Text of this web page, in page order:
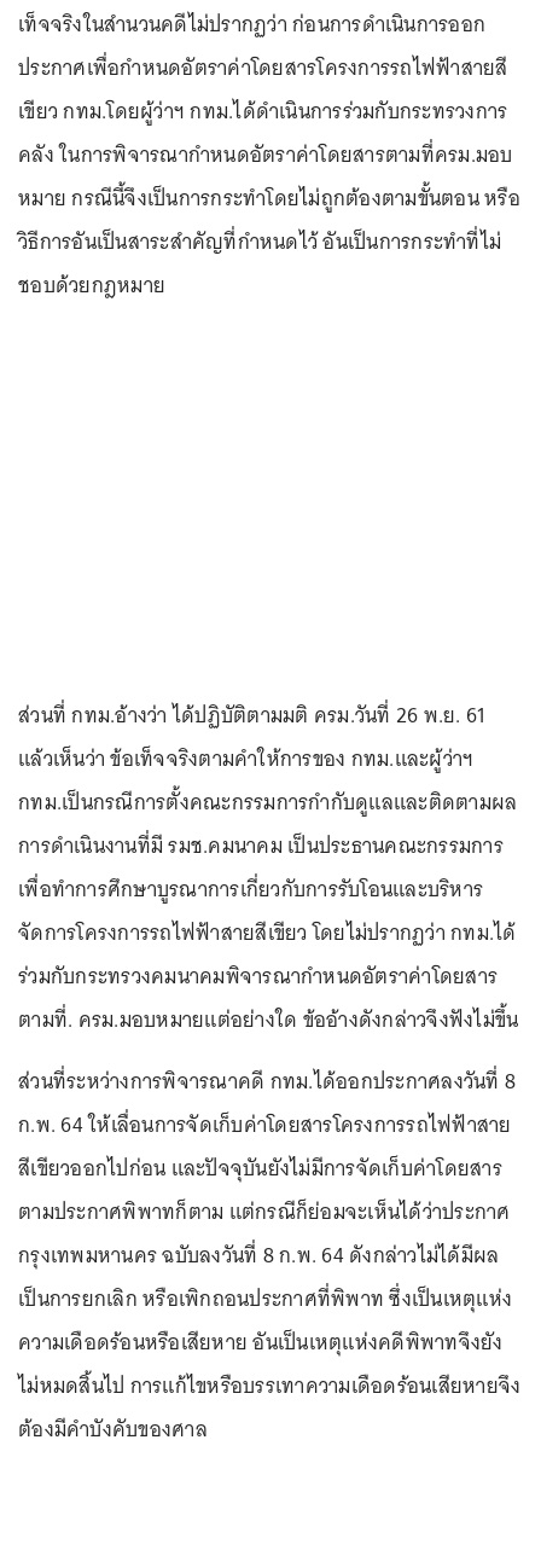
เท็จจริงในสำนวนคดีไม่ปรากฏว่า ก่อนการดำเนินการออก
ประกาศเพื่อกำหนดอัตราค่าโดยสารโครงการรถไฟฟ้าสายสี
เขียว กทม.โดยผู้ว่าฯ กทม.ได้ดำเนินการร่วมกับกระทรวงการ
คลัง ในการพิจารณากำหนดอัตราค่าโดยสารตามที่ครม.มอบ
หมาย กรณีนี้จึงเป็นการกระทำโดยไม่ถูกต้องตามขั้นตอน หรือ
วิธีการอันเป็นสาระสำคัญที่กำหนดไว้ อันเป็นการกระทำที่ไม่
ชอบด้วยกฎหมาย
ส่วนที่ กทม.อ้างว่า ได้ปฏิบัติตามมติ ครม.วันที่ 26 พ.ย. 61
แล้วเห็นว่า ข้อเท็จจริงตามคำให้การของ กทม.และผู้ว่าฯ
กทม.เป็นกรณีการตั้งคณะกรรมการกำกับดูแลและติดตามผล
การดำเนินงานที่มี รมช.คมนาคม เป็นประธานคณะกรรมการ
เพื่อทำการศึกษาบูรณาการเกี่ยวกับการรับโอนและบริหาร
จัดการโครงการรถไฟฟ้าสายสีเขียว โดยไม่ปรากฏว่า กทม.ได้
ร่วมกับกระทรวงคมนาคมพิจารณากำหนดอัตราค่าโดยสาร
ตามที่. ครม.มอบหมายแต่อย่างใด ข้ออ้างดังกล่าวจึงฟังไม่ขึ้น
ส่วนที่ระหว่างการพิจารณาคดี กทม.ได้ออกประกาศลงวันที่ 8
ก.พ. 64 ให้เลื่อนการจัดเก็บค่าโดยสารโครงการรถไฟฟ้าสาย
สีเขียวออกไปก่อน และปัจจุบันยังไม่มีการจัดเก็บค่าโดยสาร
ตามประกาศพิพาทก็ตาม แต่กรณีก็ย่อมจะเห็นได้ว่าประกาศ
กรุงเทพมหานคร ฉบับลงวันที่ 8 ก.พ. 64 ดังกล่าวไม่ได้มีผล
เป็นการยกเลิก หรือเพิกถอนประกาศที่พิพาท ซึ่งเป็นเหตุแห่ง
ความเดือดร้อนหรือเสียหาย อันเป็นเหตุแห่งคดีพิพาทจึงยัง
ไม่หมดสิ้นไป การแก้ไขหรือบรรเทาความเดือดร้อนเสียหายจึง
ต้องมีคำบังคับของศาล